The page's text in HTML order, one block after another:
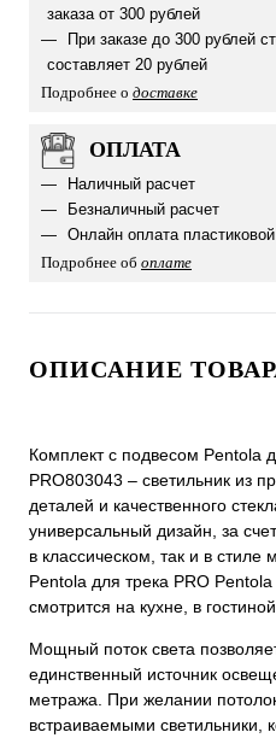
заказа от 300 рублей
При заказе до 300 рублей
составляет 20 рублей
Подробнее о доставке
ОПЛАТА
Наличный расчет
Безналичный расчет
Онлайн оплата
Подробнее об оплате
ОПИСАНИЕ
Комплект с подвесом Pentola
PRO803043 – светильник из
деталей и качественного
универсальный дизайн, за
в классическом, так и в
Pentola для трека PRO
смотрится на кухне, в
Мощный поток света
единственный источник
метража. При желании
встраиваемыми светильники,